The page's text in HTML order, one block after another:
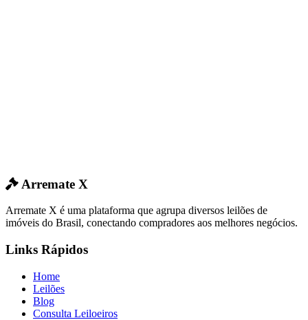
Arremate X
Arremate X é uma plataforma que agrupa diversos leilões de
imóveis do Brasil, conectando compradores aos melhores negócios.
Links Rápidos
Home
Leilões
Blog
Consulta Leiloeiros